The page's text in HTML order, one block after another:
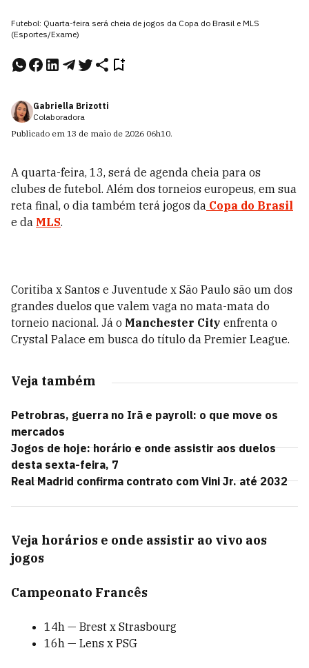
Futebol: Quarta-feira será cheia de jogos da Copa do Brasil e MLS
(Esportes/Exame)
Gabriella Brizotti
Colaboradora
Publicado em 13 de maio de 2026 06h10.
A quarta-feira, 13, será de agenda cheia para os
clubes de futebol. Além dos torneios europeus, em sua
reta final, o dia também terá jogos da Copa do Brasil
e da MLS.
Coritiba x Santos e Juventude x São Paulo são um dos
grandes duelos que valem vaga no mata-mata do
torneio nacional. Já o Manchester City enfrenta o
Crystal Palace em busca do título da Premier League.
Veja também
Petrobras, guerra no Irã e payroll: o que move os
mercados
Jogos de hoje: horário e onde assistir aos duelos
desta sexta-feira, 7
Real Madrid confirma contrato com Vini Jr. até 2032
Veja horários e onde assistir ao vivo aos
jogos
Campeonato Francês
14h — Brest x Strasbourg
16h — Lens x PSG